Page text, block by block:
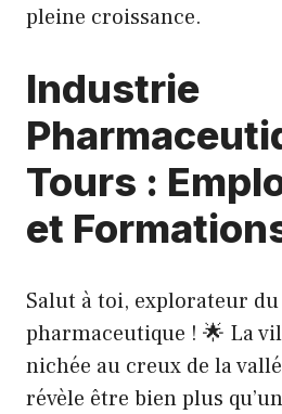
pleine croissance.
Industrie
Tours :
et
Salut à toi, explorateur
pharmaceutique ! 🌟 La
nichée au creux de la
révèle être bien plus